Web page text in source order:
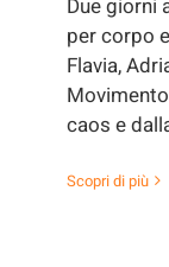
Due giorni
per corpo
Flavia,
caos e
Scopri di più